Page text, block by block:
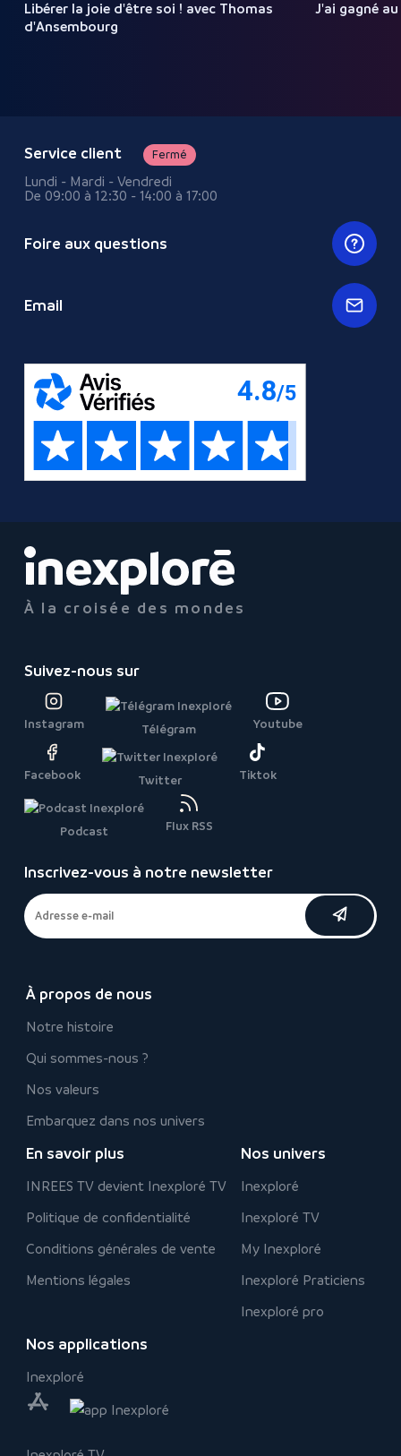
Libérer la joie d'être soi ! avec Thomas
d'Ansembourg
J'ai gagné
À la croisée des mondes
Suivez-nous sur
Instagram Télégram Youtube
Facebook Twitter Tiktok
Podcast Flux RSS
Inscrivez-vous à notre newsletter
À propos de nous
Notre histoire
Qui sommes-nous ?
Nos valeurs
Embarquez dans nos univers
En savoir plus
INREES TV devient Inexploré TV
Politique de confidentialité
Conditions générales de vente
Mentions légales
Nos univers
Inexploré
Inexploré TV
My Inexploré
Inexploré Praticiens
Inexploré pro
Nos applications
Inexploré
Service client Fermé
Lundi - Mardi - Vendredi
De 09:00 à 12:30 - 14:00 à 17:00
Foire aux questions
Email